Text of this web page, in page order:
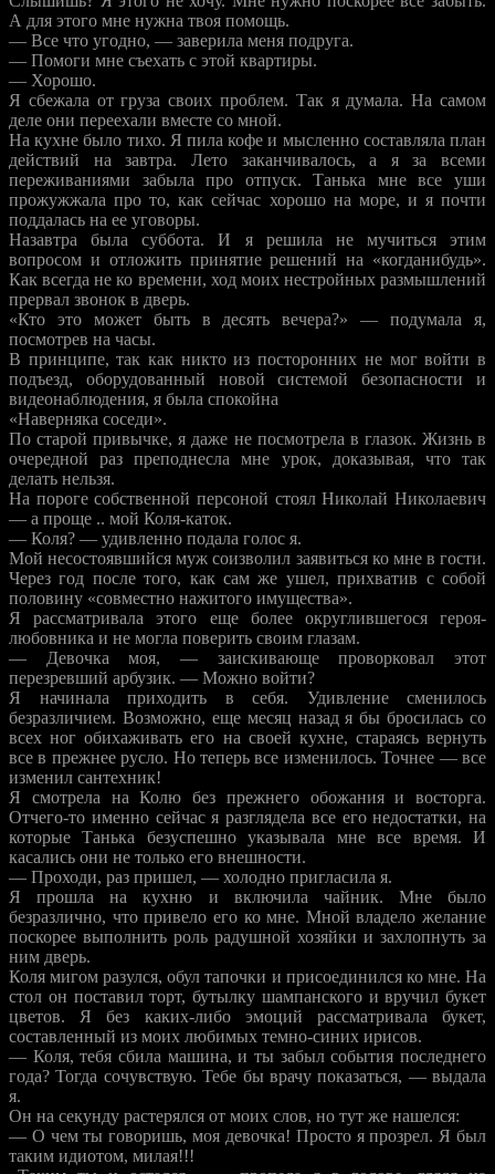
А для этого мне нужна твоя помощь.
— Все что угодно, — заверила меня подруга.
— Помоги мне съехать с этой квартиры.
— Хорошо.
Я сбежала от груза своих проблем. Так я думала. На самом
деле они переехали вместе со мной.
На кухне было тихо. Я пила кофе и мысленно составляла план
действий на завтра. Лето заканчивалось, а я за всеми
переживаниями забыла про отпуск. Танька мне все уши
прожужжала про то, как сейчас хорошо на море, и я почти
поддалась на ее уговоры.
Назавтра была суббота. И я решила не мучиться этим
вопросом и отложить принятие решений на «когданибудь».
Как всегда не ко времени, ход моих нестройных размышлений
прервал звонок в дверь.
«Кто это может быть в десять вечера?» — подумала я,
посмотрев на часы.
В принципе, так как никто из посторонних не мог войти в
подъезд, оборудованный новой системой безопасности и
видеонаблюдения, я была спокойна
«Наверняка соседи».
По старой привычке, я даже не посмотрела в глазок. Жизнь в
очередной раз преподнесла мне урок, доказывая, что так
делать нельзя.
На пороге собственной персоной стоял Николай Николаевич
— а проще .. мой Коля-каток.
— Коля? — удивленно подала голос я.
Мой несостоявшийся муж соизволил заявиться ко мне в гости.
Через год после того, как сам же ушел, прихватив с собой
половину «совместно нажитого имущества».
Я рассматривала этого еще более округлившегося героя-
любовника и не могла поверить своим глазам.
— Девочка моя, — заискивающе проворковал этот
перезревший арбузик. — Можно войти?
Я начинала приходить в себя. Удивление сменилось
безразличием. Возможно, еще месяц назад я бы бросилась со
всех ног обихаживать его на своей кухне, стараясь вернуть
все в прежнее русло. Но теперь все изменилось. Точнее — все
изменил сантехник!
Я смотрела на Колю без прежнего обожания и восторга.
Отчего-то именно сейчас я разглядела все его недостатки, на
которые Танька безуспешно указывала мне все время. И
касались они не только его внешности.
— Проходи, раз пришел, — холодно пригласила я.
Я прошла на кухню и включила чайник. Мне было
безразлично, что привело его ко мне. Мной владело желание
поскорее выполнить роль радушной хозяйки и захлопнуть за
ним дверь.
Коля мигом разулся, обул тапочки и присоединился ко мне. На
стол он поставил торт, бутылку шампанского и вручил букет
цветов. Я без каких-либо эмоций рассматривала букет,
составленный из моих любимых темно-синих ирисов.
— Коля, тебя сбила машина, и ты забыл события последнего
года? Тогда сочувствую. Тебе бы врачу показаться, — выдала
я.
Он на секунду растерялся от моих слов, но тут же нашелся:
— О чем ты говоришь, моя девочка! Просто я прозрел. Я был
таким идиотом, милая!!!